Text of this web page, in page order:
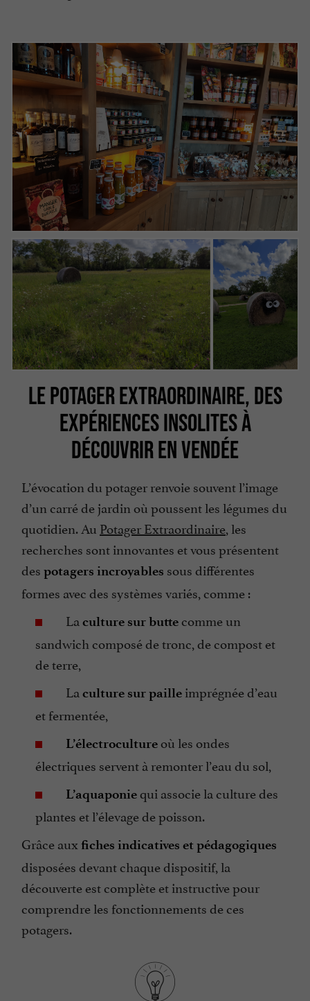
LE POTAGER EXTRAORDINAIRE, DES
EXPÉRIENCES INSOLITES À
DÉCOUVRIR EN VENDÉE
L’évocation du potager renvoie souvent l’image
d’un carré de jardin où poussent les légumes du
quotidien. Au Potager Extraordinaire, les
recherches sont innovantes et vous présentent
des potagers incroyables sous différentes
formes avec des systèmes variés, comme :
La culture sur butte comme un
sandwich composé de tronc, de compost et
de terre,
La culture sur paille imprégnée d’eau
et fermentée,
L’électroculture où les ondes
électriques servent à remonter l’eau du sol,
L’aquaponiequi associe la culture des
plantes et l’élevage de poisson.
Grâce aux fiches indicatives et pédagogiques
disposées devant chaque dispositif, la
découverte est complète et instructive pour
comprendre les fonctionnements de ces
potagers.